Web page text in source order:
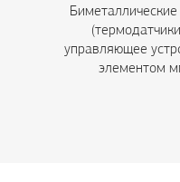
управляющее
элементом